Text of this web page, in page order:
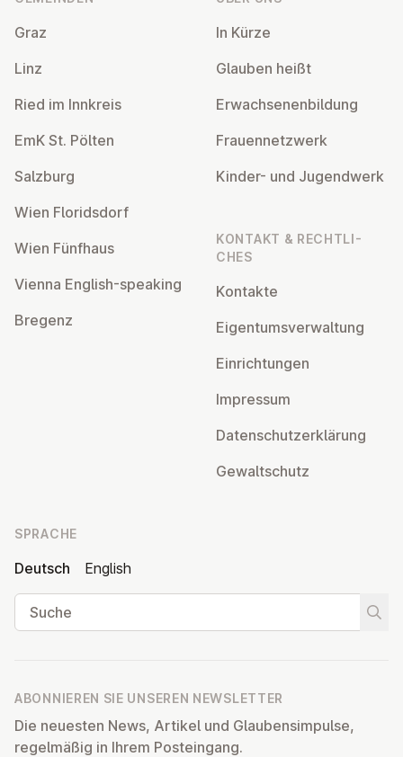
Graz
Linz
Ried im Innkreis
EmK St. Pölten
Salzburg
Wien Flo­rids­dorf
Wien Fünfhaus
Vienna English-speaking
Bregenz
In Kürze
Glauben heißt
Er­wach­se­nen­bil­dung
Frau­en­netz­werk
Kinder- und Ju­gend­werk
KONTAKT & RECHT­LI­
CHES
Kontakte
Ei­gen­tums­ver­wal­tung
Ein­rich­tun­gen
Impressum
Da­ten­schutz­er­klä­rung
Ge­walt­schutz
SPRACHE
Deutsch
English
Suche
ABONNIEREN SIE UNSEREN NEWSLETTER
Die neuesten News, Artikel und Glaubensimpulse,
regelmäßig in Ihrem Posteingang.